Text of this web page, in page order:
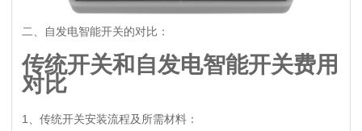
二、自发电智能开关的对比：
传统开关和自发电智能开关费用
对比
1、传统开关安装流程及所需材料：